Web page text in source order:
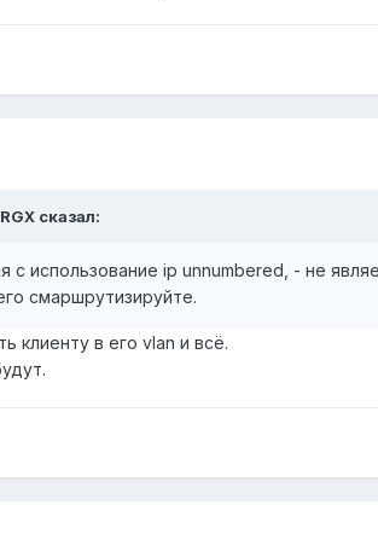
сказал:
с использование ip unnumbered, - не
смаршрутизируйте.
клиенту в его vlan и всё.